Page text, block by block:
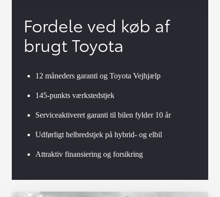
Fordele ved køb af
brugt Toyota
12 måneders garanti og Toyota Vejhjælp
145-punkts værkstedstjek
Serviceaktiveret garanti til bilen fylder 10 år
Udførligt helbredstjek på hybrid- og elbil
Attraktiv finansiering og forsikring